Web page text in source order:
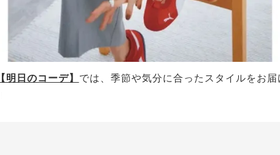
【明日のコーデ】 では、 季節や気分に合ったスタイルをお